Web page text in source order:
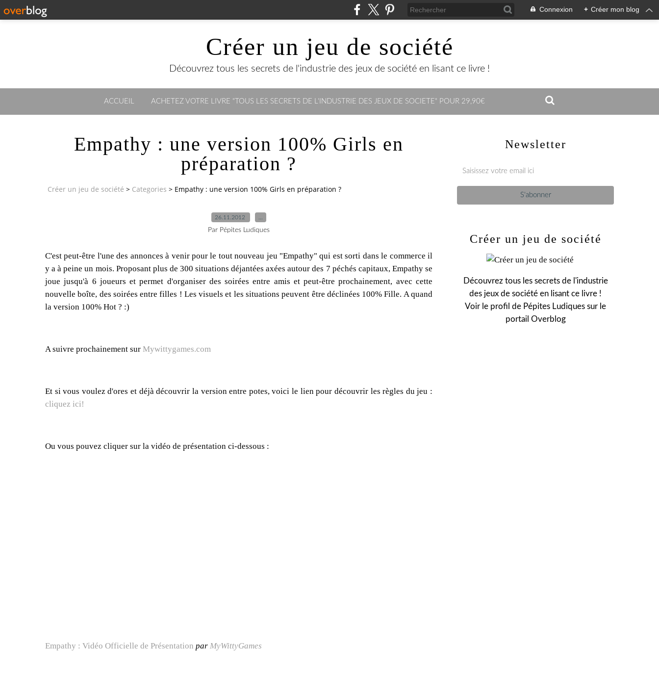
Connexion + Créer mon blog
Créer un jeu de société
Découvrez tous les secrets de l'industrie des jeux de société en lisant ce livre !
ACCUEIL ACHETEZ VOTRE LIVRE "TOUS LES SECRETS DE L'INDUSTRIE DES JEUX DE SOCIETE" POUR 29,90€
Empathy : une version 100% Girls en
préparation ?
Créer un jeu de société > Categories > Empathy : une version 100% Girls en préparation ?
26.11.2012
Par Pépites Ludiques
C'est peut-être l'une des annonces à venir pour le tout nouveau jeu "Empathy" qui est sorti dans le commerce il
y a à peine un mois. Proposant plus de 300 situations déjantées axées autour des 7 péchés capitaux, Empathy se
joue jusqu'à 6 joueurs et permet d'organiser des soirées entre amis et peut-être prochainement, avec cette
nouvelle boîte, des soirées entre filles ! Les visuels et les situations peuvent être déclinées 100% Fille. A quand
la version 100% Hot ? :)
A suivre prochainement sur Mywittygames.com
Et si vous voulez d'ores et déjà découvrir la version entre potes, voici le lien pour découvrir les règles du jeu :
cliquez ici!
Ou vous pouvez cliquer sur la vidéo de présentation ci-dessous :
Empathy : Vidéo Officielle de Présentation par MyWittyGames
Newsletter
Créer un jeu de société
Découvrez tous les secrets de l'industrie
des jeux de société en lisant ce livre !
Voir le profil de Pépites Ludiques sur le
portail Overblog